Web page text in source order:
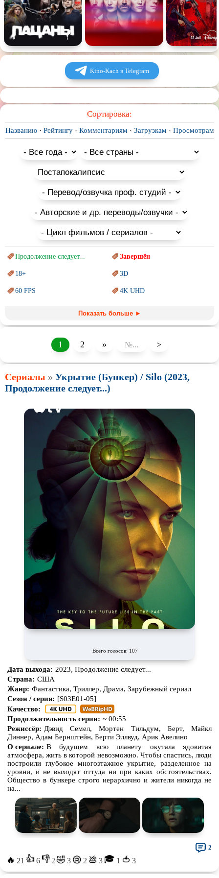
Kino-Kach в Telegram
Сортировка:
Названию· Рейтингу· Комментариям · Загрузкам · Просмотрам
Продолжение следует... Завершён
18+ 3D
60 FPS 4K UHD
Marvel PIXAR
Sci-Fi (Научная фантастика) Trash (трэш) movies
Аниме Антиутопия
Врачи
Дорамы Индийское кино
Коллекция
Маги и Волшебники
Наркотики Новогодние
Основанное на
реальных
Параллельные миры
Перевод Перевод Кубик в Кубе
Кураж-Бамбей Пеплум
Подростковая Постапокалипсис
Призраки Про акул
Про апокалипсис Про богов
Про богатых Про вампиров
Про викингов
Про выживание Про гангстеров
Про драконов
Про животных Про зомби
Про инопланетян
Про корабли и подводные
Про космос
Про маньяков и
серийных
убийц
Про мафию
Про оборотней Про пиратов
Про подростков Про путешествияво времени
Про роботов Про рыцарей
Про самолёты Про собак
Про снайперов Про супергероев
Про танки Про танцы
катание
Показать больше ►
1 2 » >
Сериалы » Укрытие (Бункер) / Silo (2023,
Продолжение следует...)
Всего голосов: 107
Дата выхода: 2023, Продолжение следует...
Страна: США
Жанр: Фантастика, Триллер, Драма, Зарубежный сериал
Сезон / серия: [S03E01-05]
Качество:
Продолжительность серии: ~ 00:55
Режиссёр: Дэвид Семел, Мортен Тильдум, Берт, Майкл
Диннер, Адам Бернштейн, Берти Эллвуд, Арик Авелино
О сериале: В будущем всю планету окутала ядовитая
атмосфера, жить в которой невозможно. Чтобы спастись, люди
построили глубокое многоэтажное укрытие, разделенное на
уровни, и не выходят оттуда ни при каких обстоятельствах.
Общество в бункере строго иерархично и жители никогда не
на...
🔥 21 👍6👎 2 🤣 3 😢 2 💩 3 🎓 1 🍅 3
2